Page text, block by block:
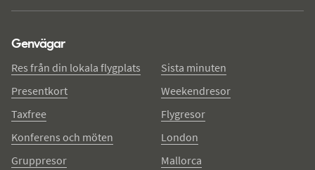
Genvägar
Res från din lokala flygplats
Presentkort
Taxfree
Konferens och möten
Gruppresor
Sista minuten
Weekendresor
Flygresor
London
Mallorca